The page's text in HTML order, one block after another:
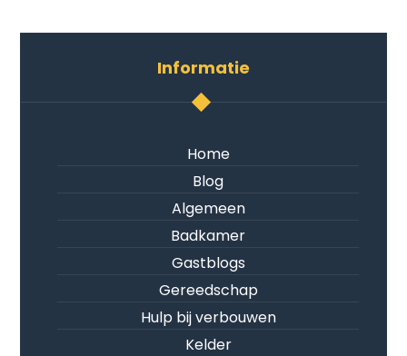
Informatie
Home
Blog
Algemeen
Badkamer
Gastblogs
Gereedschap
Hulp bij verbouwen
Kelder